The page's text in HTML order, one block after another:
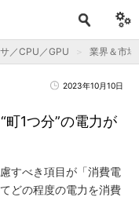
／CPU／GPU 業界＆市場
2023年10月10日
町1つ分”の電力が
すべき項目が「消費電
どの程度の電力を消費